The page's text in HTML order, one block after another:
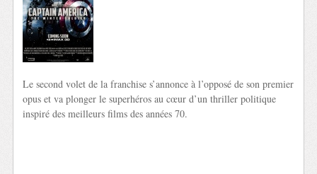
Le second volet de la franchise s’annonce à l’opposé de son premier
opus et va plonger le superhéros au cœur d’un thriller politique
inspiré des meilleurs films des années 70.